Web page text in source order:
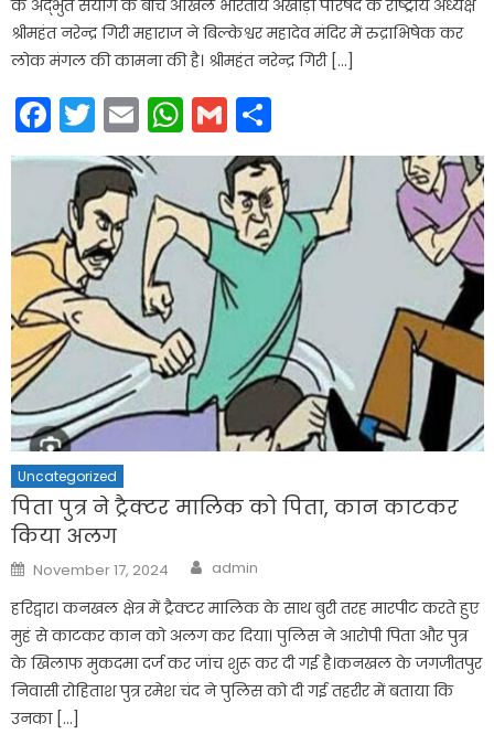
के अद्भुत संयोग के बीच अखिल भारतीय अखाड़ा परिषद के राष्ट्रीय अध्यक्ष
श्रीमहंत नरेन्द्र गिरी महाराज ने बिल्केश्वर महादेव मंदिर में रुद्राभिषेक कर
लोक मंगल की कामना की है। श्रीमहंत नरेन्द्र गिरी […]
Facebook
Twitter
EmailWhatsApp
Gmail
Uncategorized
पिता पुत्र ने ट्रैक्टर मालिक को पिता, कान काटकर
किया अलग
Posted
on
November 17, 2024 Author
admin
हरिद्वार। कनखल क्षेत्र में ट्रैक्टर मालिक के साथ बुरी तरह मारपीट करते हुए
मुहं से काटकर कान को अलग कर दिया। पुलिस ने आरोपी पिता और पुत्र
के खिलाफ मुकदमा दर्ज कर जांच शुरू कर दी गई है।कनखल के जगजीतपुर
निवासी रोहिताश पुत्र रमेश चंद ने पुलिस को दी गई तहरीर में बताया कि
उनका […]